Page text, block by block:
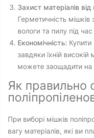
Захист матеріалів
Герметичність мішків
вологи та пилу під
Економічність: Купити
завдяки їхній високій
можете заощадити на
Як правильно
При виборі мішків
вагу матеріалів, які ви